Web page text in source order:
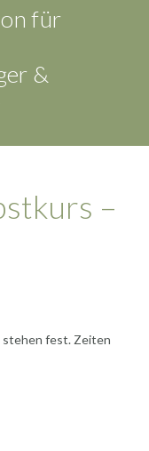
für
&
–
stehen fest. Zeiten